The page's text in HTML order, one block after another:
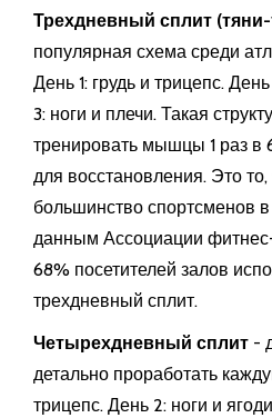
Трехдневный сплит (тяни-
популярная схема среди
День 1: грудь и трицепс.
3: ноги и плечи. Такая
тренировать мышцы 1 раз в
для восстановления. Это то,
большинство спортсменов
данным Ассоциации
68% посетителей залов
трехдневный сплит.
Четырехдневный сплит -
детально проработать
трицепс. День 2: ноги и